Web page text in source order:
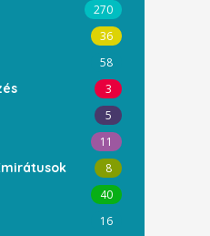
270
36
58
3
5
11
8
40
16